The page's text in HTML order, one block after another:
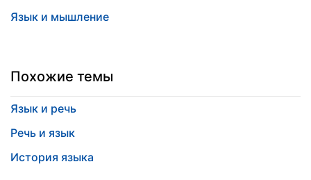
Язык и мышление
Похожие темы
Язык и речь
Речь и язык
История языка